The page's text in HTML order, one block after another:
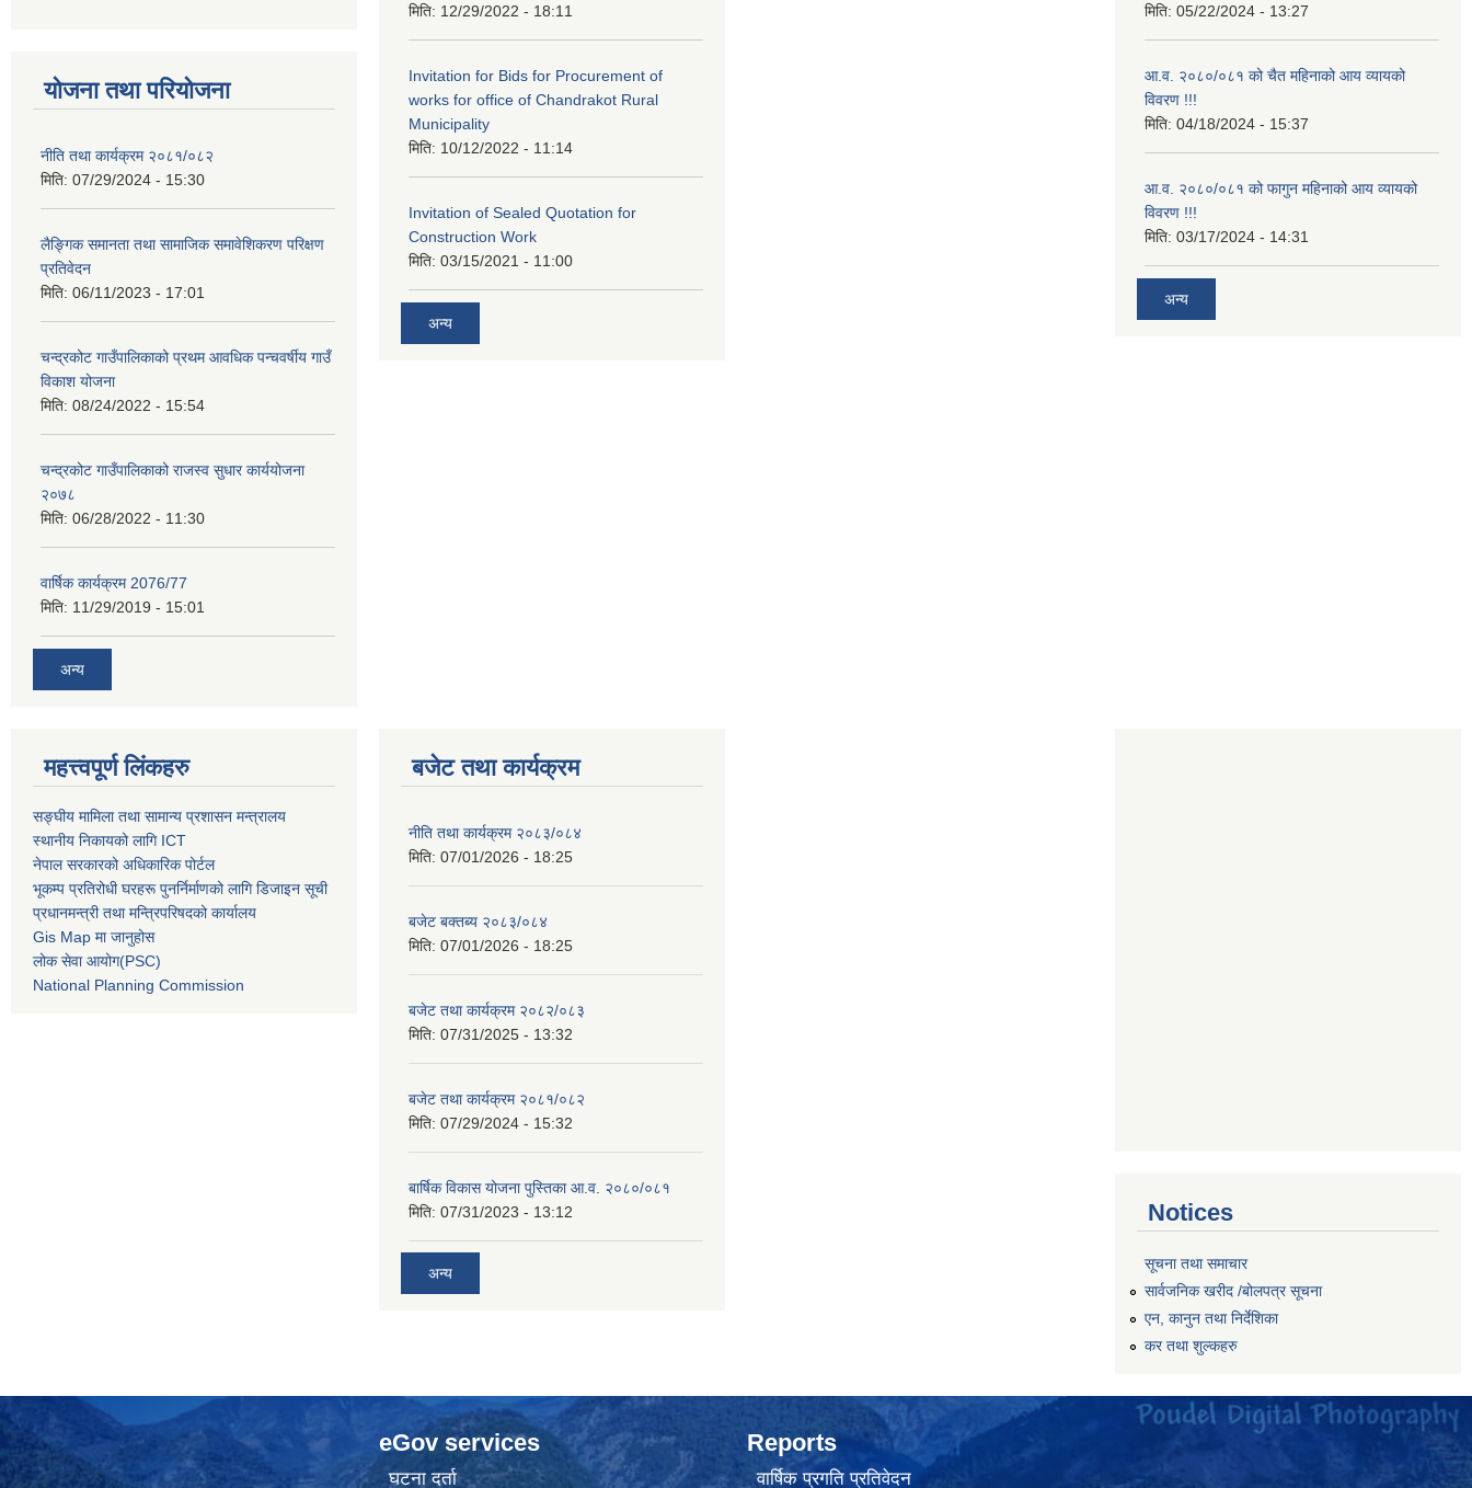
योजना तथा परियोजना
नीति तथा कार्यक्रम २०८१/०८२
मिति: 07/29/2024 - 15:30
लैङ्गिक समानता तथा सामाजिक समावेशिकरण परिक्षण
प्रतिवेदन
मिति: 06/11/2023 - 17:01
चन्द्रकोट गाउँपालिकाको प्रथम आवधिक पन्चवर्षीय गाउँ
विकाश योजना
मिति: 08/24/2022 - 15:54
चन्द्रकोट गाउँपालिकाको राजस्व सुधार कार्ययोजना
२०७८
मिति: 06/28/2022 - 11:30
वार्षिक कार्यक्रम 2076/77
मिति: 11/29/2019 - 15:01
अन्य
मिति: 12/29/2022 - 18:11
Invitation for Bids for Procurement of
works for office of Chandrakot Rural
Municipality
मिति: 10/12/2022 - 11:14
Invitation of Sealed Quotation for
Construction Work
मिति: 03/15/2021 - 11:00
अन्य
मिति: 05/22/2024 - 13:27
आ.व. २०८०/०८१ को चैत महिनाको आय व्यायको
विवरण !!!
मिति: 04/18/2024 - 15:37
आ.व. २०८०/०८१ को फागुन महिनाको आय व्यायको
विवरण !!!
मिति: 03/17/2024 - 14:31
अन्य
महत्त्वपूर्ण लिंकहरु
सङ्घीय मामिला तथा सामान्य प्रशासन मन्त्रालय
स्थानीय निकायको लागि ICT
नेपाल सरकारको अधिकारिक पोर्टल
भूकम्प प्रतिरोधी घरहरू पुनर्निर्माणको लागि डिजाइन सूची
प्रधानमन्त्री तथा मन्त्रिपरिषदको कार्यालय
Gis Map मा जानुहोस
लोक सेवा आयोग(PSC)
National Planning Commission
बजेट तथा कार्यक्रम
नीति तथा कार्यक्रम २०८३/०८४
मिति: 07/01/2026 - 18:25
बजेट बक्तब्य २०८३/०८४
मिति: 07/01/2026 - 18:25
बजेट तथा कार्यक्रम २०८२/०८३
मिति: 07/31/2025 - 13:32
बजेट तथा कार्यक्रम २०८१/०८२
मिति: 07/29/2024 - 15:32
बार्षिक विकास योजना पुस्तिका आ.व. २०८०/०८१
मिति: 07/31/2023 - 13:12
अन्य
Notices
सूचना तथा समाचार
सार्वजनिक खरीद /बोलपत्र सूचना
एन, कानुन तथा निर्देशिका
कर तथा शुल्कहरु
eGov services
घटना दर्ता
Reports
वार्षिक प्रगति प्रतिवेदन